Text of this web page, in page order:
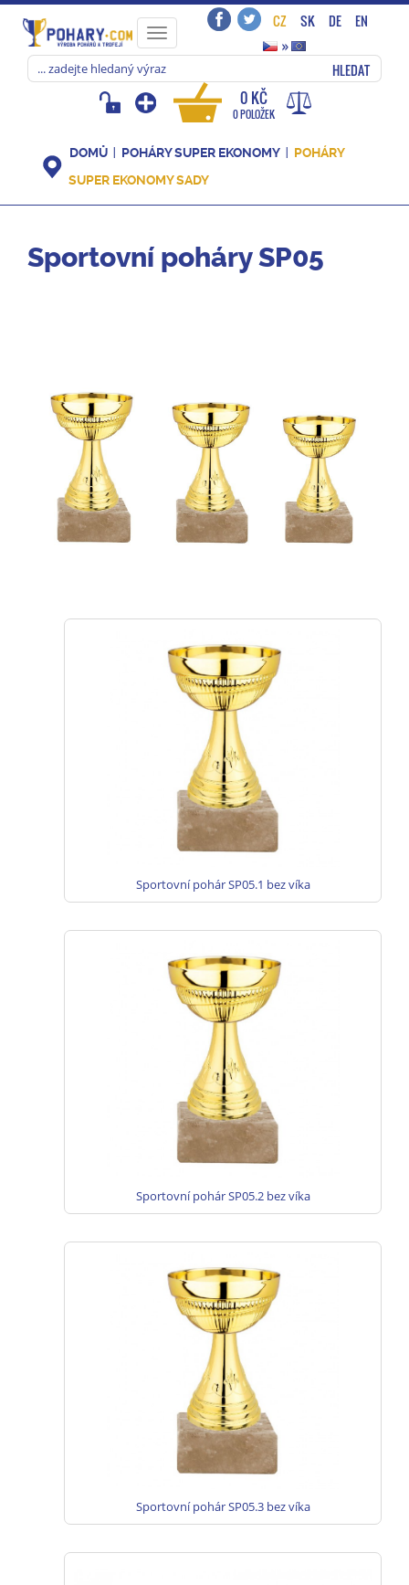
Toggle
navigation
CZ SK DE
EN
»
HLEDAT
0 KČ
0 POLOŽEK
DOMŮ POHÁRY SUPER EKONOMY
POHÁRY
SUPER EKONOMY SADY
Sportovní poháry SP05
Sportovní pohár SP05.1 bez víka
Sportovní pohár SP05.2 bez víka
Sportovní pohár SP05.3 bez víka